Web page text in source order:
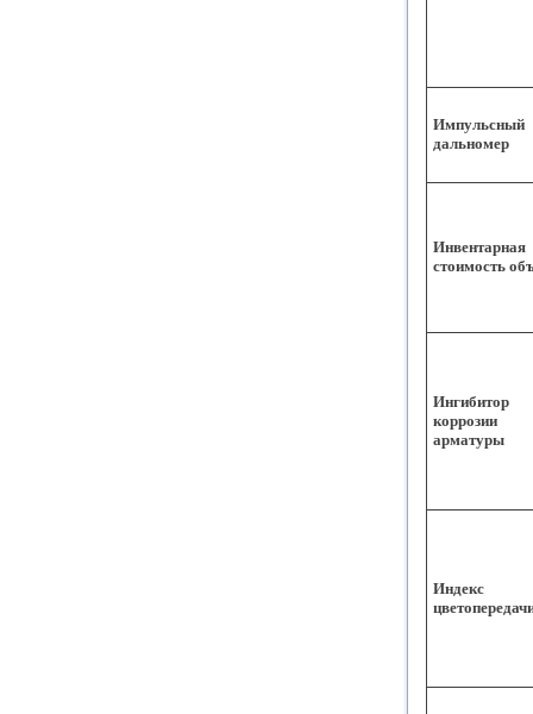
Импульсный
дальномер
Инвентарная
стоимость
Ингибитор
коррозии
арматуры
Индекс